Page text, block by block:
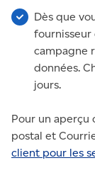
Dès que
fournisseur
campagne
données.
jours.
Pour un aperçu
postal et
client pour les